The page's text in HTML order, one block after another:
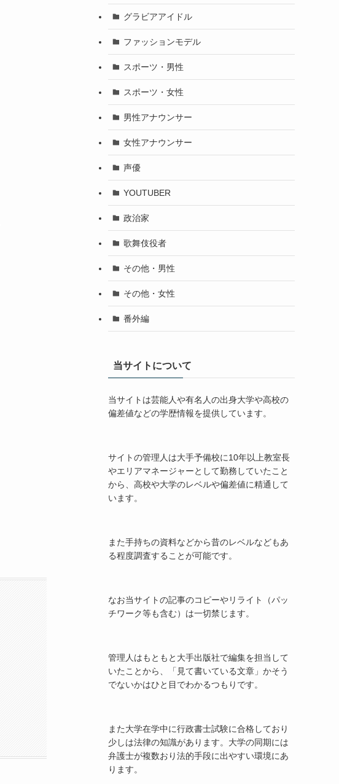
グラビアアイドル
ファッションモデル
スポーツ・男性
スポーツ・女性
男性アナウンサー
女性アナウンサー
声優
YOUTUBER
政治家
歌舞伎役者
その他・男性
その他・女性
番外編
当サイトについて
当サイトは芸能人や有名人の出身大学や高校の
偏差値などの学歴情報を提供しています。
サイトの管理人は大手予備校に10年以上教室長
やエリアマネージャーとして勤務していたこと
から、高校や大学のレベルや偏差値に精通して
います。
また手持ちの資料などから昔のレベルなどもあ
る程度調査することが可能です。
なお当サイトの記事のコピーやリライト（パッ
チワーク等も含む）は一切禁じます。
管理人はもともと大手出版社で編集を担当して
いたことから、「見て書いている文章」かそう
でないかはひと目でわかるつもりです。
また大学在学中に行政書士試験に合格しており
少しは法律の知識があります。大学の同期には
弁護士が複数おり法的手段に出やすい環境にあ
ります。